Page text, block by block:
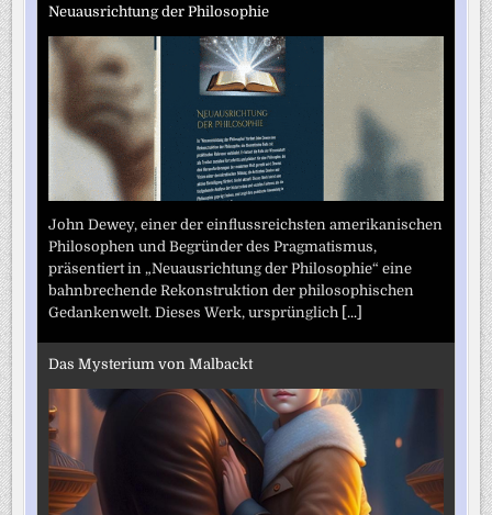
Neuausrichtung der Philosophie
John Dewey, einer der einflussreichsten amerikanischen
Philosophen und Begründer des Pragmatismus,
präsentiert in „Neuausrichtung der Philosophie“ eine
bahnbrechende Rekonstruktion der philosophischen
Gedankenwelt. Dieses Werk, ursprünglich [...]
Das Mysterium von Malbackt